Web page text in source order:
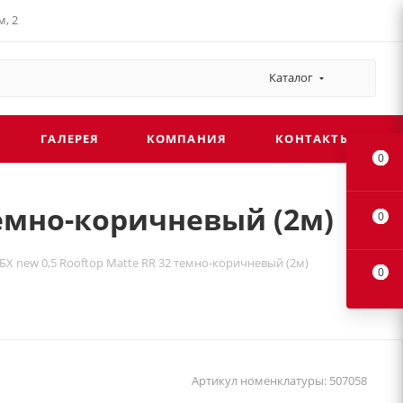
2
Каталог
ГАЛЕРЕЯ КОМПАНИЯ КОНТАКТЫ
коричневый (2м)
new 0,5 Rooftop Matte RR 32 темно-коричневый (2м)
Артикул номенклатуры: 507058
0
0
0